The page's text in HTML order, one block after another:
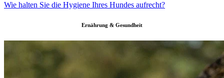
Wie halten Sie die Hygiene Ihres Hundes aufrecht?
Ernährung & Gesundheit